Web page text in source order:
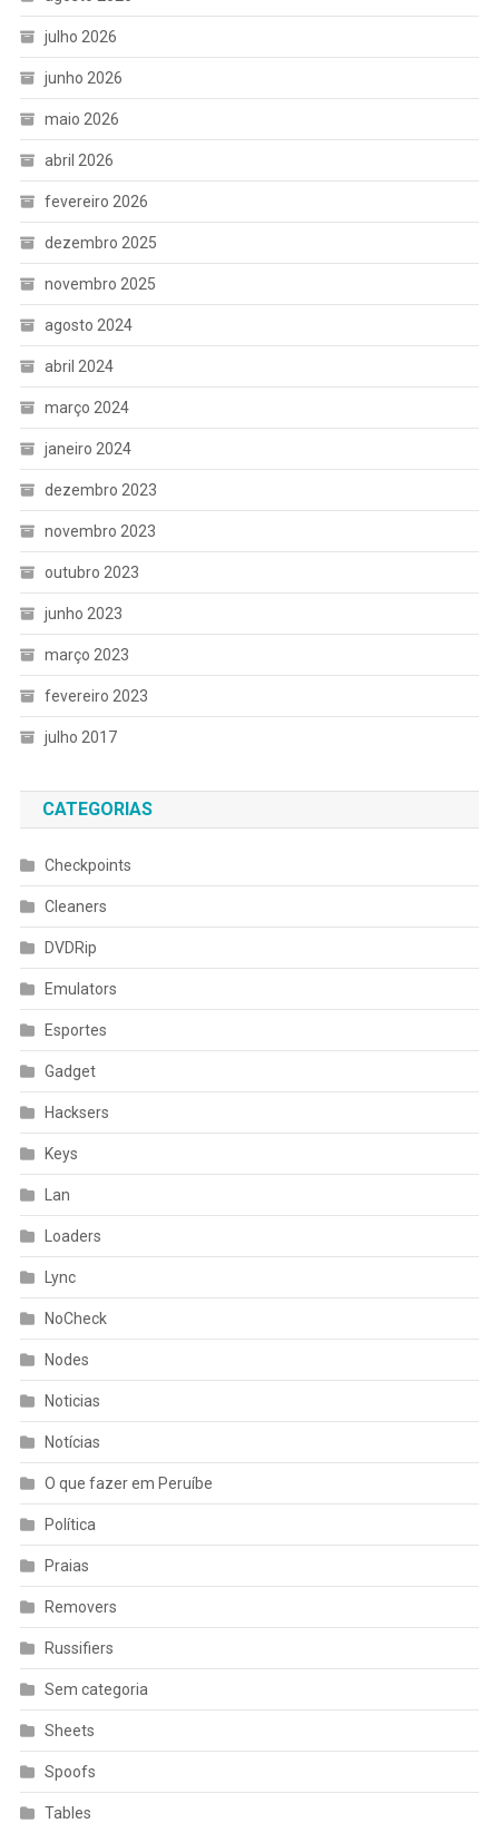
julho 2026
junho 2026
maio 2026
abril 2026
fevereiro 2026
dezembro 2025
novembro 2025
agosto 2024
abril 2024
março 2024
janeiro 2024
dezembro 2023
novembro 2023
outubro 2023
junho 2023
março 2023
fevereiro 2023
julho 2017
CATEGORIAS
Checkpoints
Cleaners
DVDRip
Emulators
Esportes
Gadget
Hacksers
Keys
Lan
Loaders
Lync
NoCheck
Nodes
Noticias
Notícias
O que fazer em Peruíbe
Política
Praias
Removers
Russifiers
Sem categoria
Sheets
Spoofs
Tables